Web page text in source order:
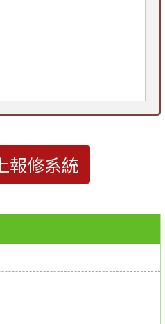
報修系統